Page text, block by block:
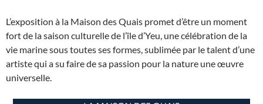
L’exposition à la Maison des Quais promet d’être un moment
fort de la saison culturelle de l’île d’Yeu, une célébration de la
vie marine sous toutes ses formes, sublimée par le talent d’une
artiste qui a su faire de sa passion pour la nature une œuvre
universelle.